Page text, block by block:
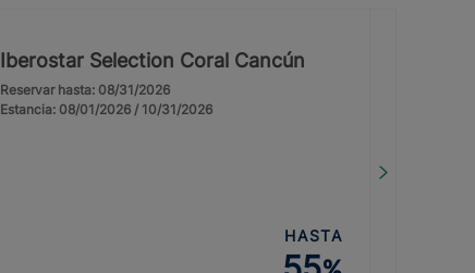
Iberostar Selection Coral Cancún
Reservar hasta: 08/31/2026
Estancia: 08/01/2026 / 10/31/2026
HASTA